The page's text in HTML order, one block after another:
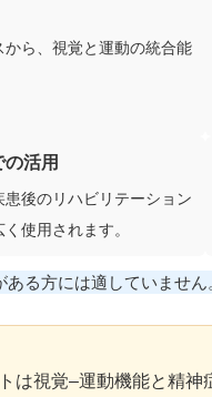
ら、視覚と運動の統合能
活用
後のリハビリテーション
使用されます。
る方には適していませ
は視覚–運動機能と精